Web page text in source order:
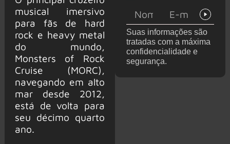
musical imersivo
para fãs de hard
rock e heavy metal
do mundo,
Monsters of Rock
Cruise (MORC),
navegando em alto
mar desde 2012,
está de volta para
seu décimo quarto
ano.
montagem
acelerada
e line-up
completo
confirmad
Suas informações são
tratadas com a máxima
confidencialidade e
segurança.